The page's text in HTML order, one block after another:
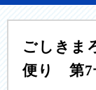
ごしきま
便り 第7